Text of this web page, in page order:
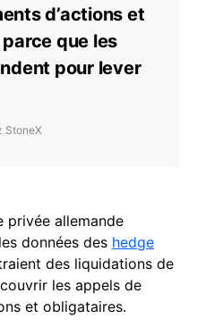
d’actions et
que les
pour lever
StoneX
privée allemande
données des hedge
des liquidations de
les appels de
et obligataires.